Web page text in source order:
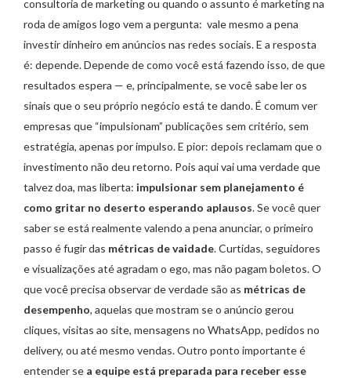
consultoria de marketing ou quando o assunto é marketing na
roda de amigos logo vem a pergunta: vale mesmo a pena
investir dinheiro em anúncios nas redes sociais. E a resposta
é: depende. Depende de como você está fazendo isso, de que
resultados espera — e, principalmente, se você sabe ler os
sinais que o seu próprio negócio está te dando. É comum ver
empresas que “impulsionam” publicações sem critério, sem
estratégia, apenas por impulso. E pior: depois reclamam que o
investimento não deu retorno. Pois aqui vai uma verdade que
talvez doa, mas liberta: impulsionar sem planejamento é
como gritar no deserto esperando aplausos. Se você quer
saber se está realmente valendo a pena anunciar, o primeiro
passo é fugir das métricas de vaidade. Curtidas, seguidores
e visualizações até agradam o ego, mas não pagam boletos. O
que você precisa observar de verdade são as métricas de
desempenho, aquelas que mostram se o anúncio gerou
cliques, visitas ao site, mensagens no WhatsApp, pedidos no
delivery, ou até mesmo vendas. Outro ponto importante é
entender se a equipe está preparada para receber esse